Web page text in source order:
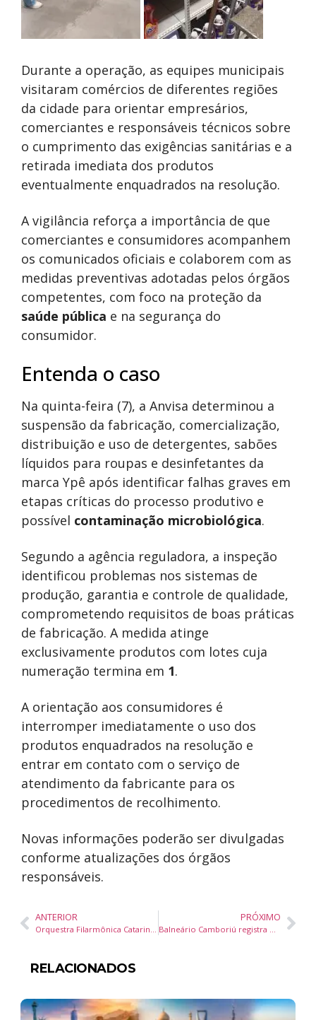
Durante a operação, as equipes municipais
visitaram comércios de diferentes regiões
da cidade para orientar empresários,
comerciantes e responsáveis técnicos sobre
o cumprimento das exigências sanitárias e a
retirada imediata dos produtos
eventualmente enquadrados na resolução.
A vigilância reforça a importância de que
comerciantes e consumidores acompanhem
os comunicados oficiais e colaborem com as
medidas preventivas adotadas pelos órgãos
competentes, com foco na proteção da
saúde pública e na segurança do
consumidor.
Entenda o caso
Na quinta-feira (7), a Anvisa determinou a
suspensão da fabricação, comercialização,
distribuição e uso de detergentes, sabões
líquidos para roupas e desinfetantes da
marca Ypê após identificar falhas graves em
etapas críticas do processo produtivo e
possível contaminação microbiológica.
Segundo a agência reguladora, a inspeção
identificou problemas nos sistemas de
produção, garantia e controle de qualidade,
comprometendo requisitos de boas práticas
de fabricação. A medida atinge
exclusivamente produtos com lotes cuja
numeração termina em 1.
A orientação aos consumidores é
interromper imediatamente o uso dos
produtos enquadrados na resolução e
entrar em contato com o serviço de
atendimento da fabricante para os
procedimentos de recolhimento.
Novas informações poderão ser divulgadas
conforme atualizações dos órgãos
responsáveis.
ANTERIOR
Orquestra Filarmônica Catarinense celebra 100 anos da Ponte Hercílio Luz com concerto gratuito em Florianópolis
PRÓXIMO
Balneário Camboriú registra mais de 70% de retorno de turistas e reforça liderança no turismo nacional
RELACIONADOS